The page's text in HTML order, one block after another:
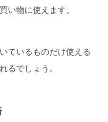
い物に使えます。
ているものだけ使える
るでしょう。